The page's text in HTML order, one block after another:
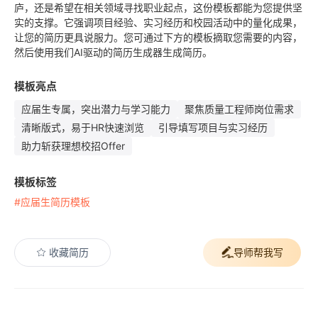
庐，还是希望在相关领域寻找职业起点，这份模板都能为您提供坚
实的支撑。它强调项目经验、实习经历和校园活动中的量化成果，
让您的简历更具说服力。您可通过下方的模板摘取您需要的内容，
然后使用我们AI驱动的简历生成器生成简历。
模板亮点
应届生专属，突出潜力与学习能力
聚焦质量工程师岗位需求
清晰版式，易于HR快速浏览
引导填写项目与实习经历
助力斩获理想校招Offer
模板标签
#应届生简历模板
收藏简历 导师帮我写